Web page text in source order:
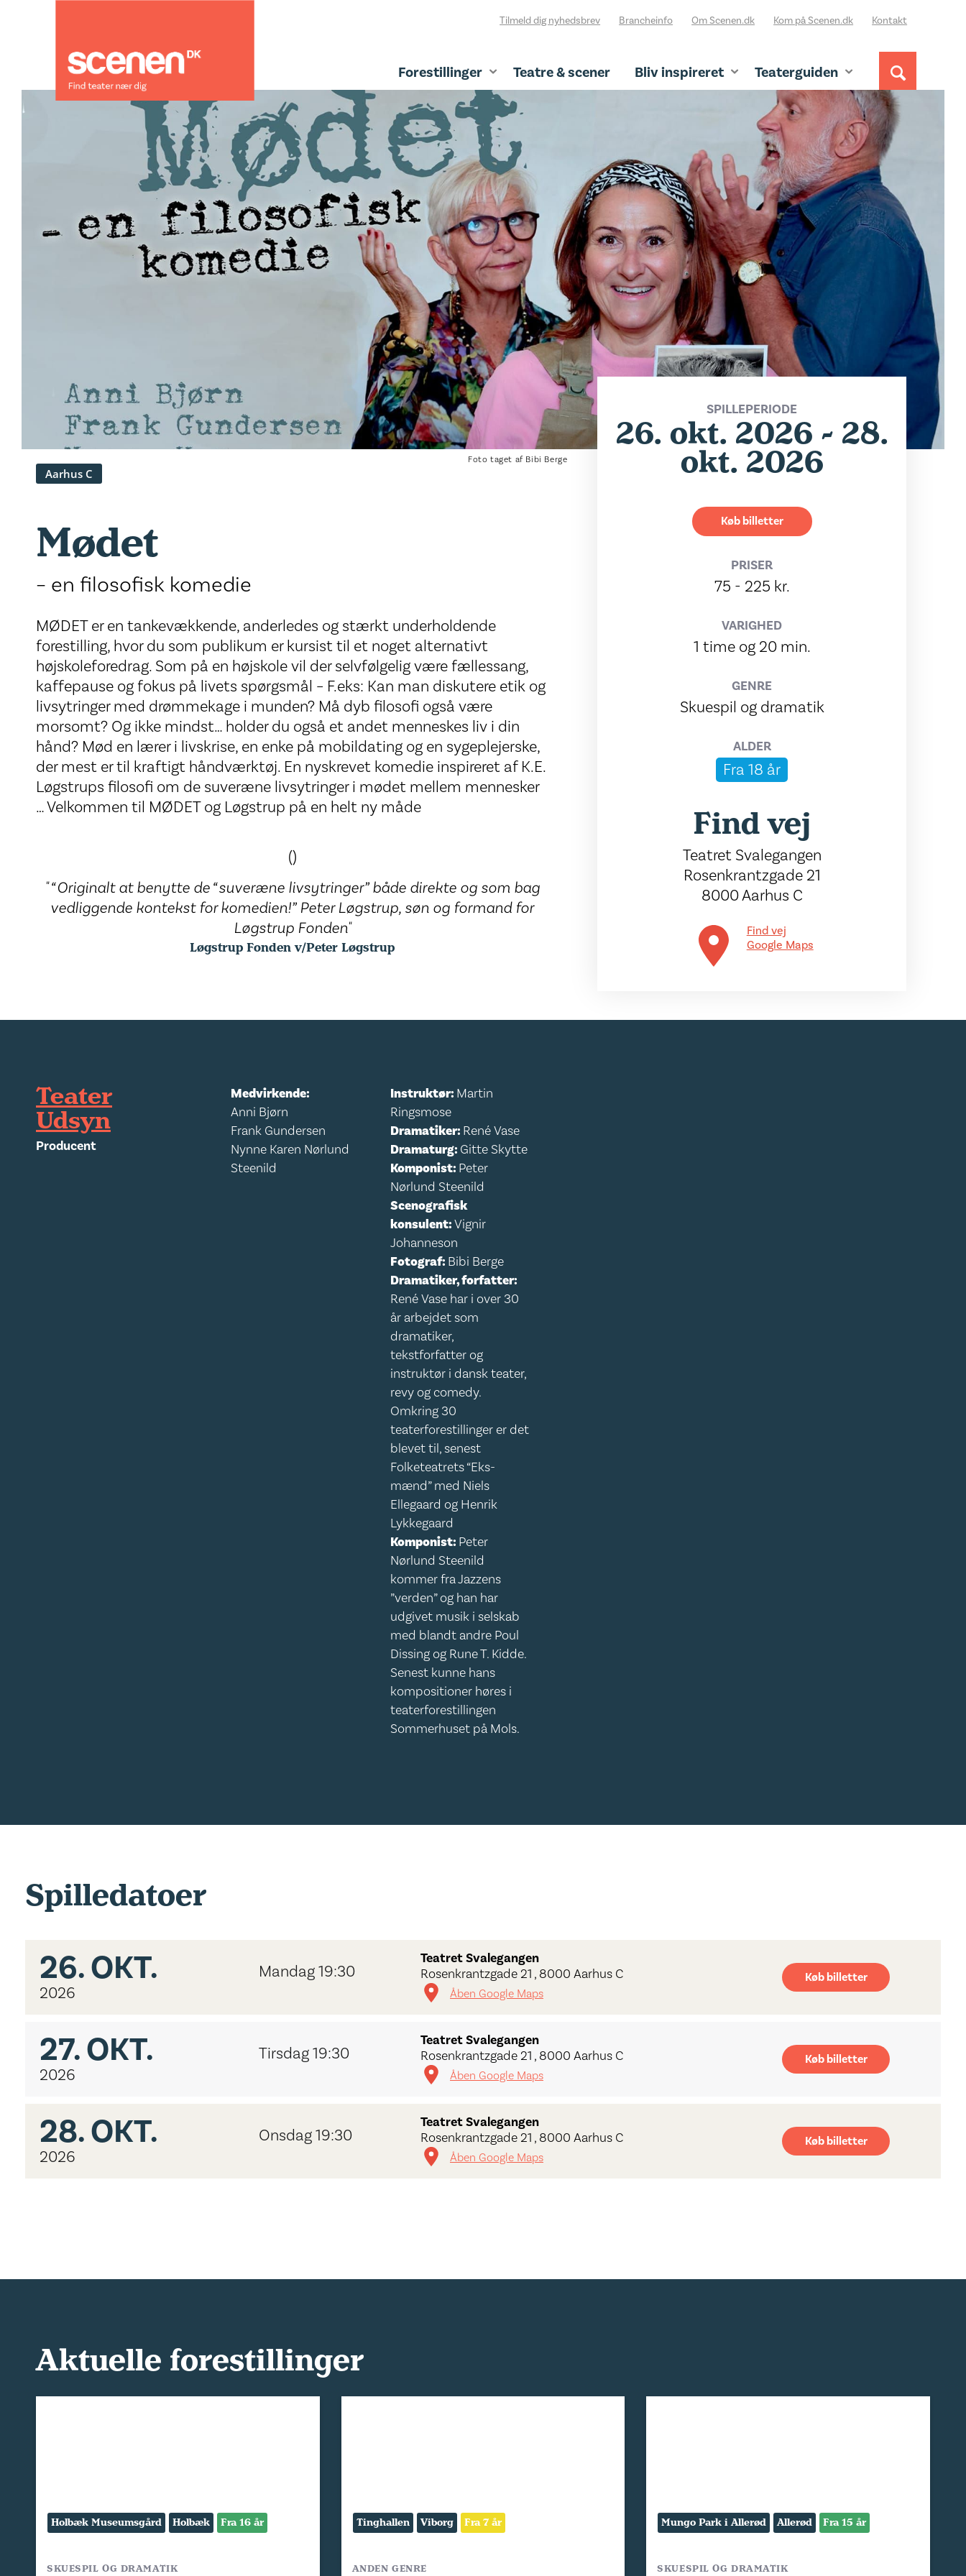
Tilmeld dig nyhedsbrev Brancheinfo Om Scenen.dk Kom på Scenen.dk Kontakt
Forestillinger Teatre & scener Bliv inspireret Teaterguiden
Aarhus C
Foto taget af Bibi Berge
Mødet
– en filosofisk komedie
MØDET er en tankevækkende, anderledes og stærkt underholdende
forestilling, hvor du som publikum er kursist til et noget alternativt
højskoleforedrag. Som på en højskole vil der selvfølgelig være fællessang,
kaffepause og fokus på livets spørgsmål – F.eks: Kan man diskutere etik og
livsytringer med drømmekage i munden? Må dyb filosofi også være
morsomt? Og ikke mindst… holder du også et andet menneskes liv i din
hånd? Mød en lærer i livskrise, en enke på mobildating og en sygeplejerske,
der mest er til kraftigt håndværktøj. En nyskrevet komedie inspireret af K.E.
Løgstrups filosofi om de suveræne livsytringer i mødet mellem mennesker
… Velkommen til MØDET og Løgstrup på en helt ny måde
()
" “Originalt at benytte de “suveræne livsytringer” både direkte og som bag
vedliggende kontekst for komedien!” Peter Løgstrup, søn og formand for
Løgstrup Fonden"
Løgstrup Fonden v/Peter Løgstrup
SPILLEPERIODE
26. okt. 2026 - 28.
okt. 2026
Køb billetter
PRISER
75 - 225 kr.
VARIGHED
1 time og 20 min.
GENRE
Skuespil og dramatik
ALDER
Fra 18 år
Find vej
Teatret Svalegangen
Rosenkrantzgade 21
8000 Aarhus C
Find vej
Google Maps
Teater
Udsyn
Producent
Medvirkende:
Anni Bjørn
Frank Gundersen
Nynne Karen Nørlund
Steenild
Instruktør: Martin
Ringsmose
Dramatiker: René Vase
Dramaturg: Gitte Skytte
Komponist: Peter
Nørlund Steenild
Scenografisk
konsulent:Vignir
Johanneson
Fotograf: Bibi Berge
Dramatiker, forfatter:
René Vase har i over 30
år arbejdet som
dramatiker,
tekstforfatter og
instruktør i dansk teater,
revy og comedy.
Omkring 30
teaterforestillinger er det
blevet til, senest
Folketeatrets “Eks-
mænd” med Niels
Ellegaard og Henrik
Lykkegaard
Komponist: Peter
Nørlund Steenild
kommer fra Jazzens
”verden” og han har
udgivet musik i selskab
med blandt andre Poul
Dissing og Rune T. Kidde.
Senest kunne hans
kompositioner høres i
teaterforestillingen
Sommerhuset på Mols.
Spilledatoer
26.OKT.
2026
Mandag 19:30
Teatret Svalegangen
Rosenkrantzgade 21 , 8000 Aarhus C
Åben Google Maps
Køb billetter
27.OKT.
2026
Tirsdag 19:30
Teatret Svalegangen
Rosenkrantzgade 21 , 8000 Aarhus C
Åben Google Maps
Køb billetter
28.OKT.
2026
Onsdag 19:30
Teatret Svalegangen
Rosenkrantzgade 21 , 8000 Aarhus C
Åben Google Maps
Køb billetter
Aktuelle forestillinger
Holbæk Museumsgård Holbæk Fra 16 år
SKUESPIL OG DRAMATIK
Tinghallen Viborg Fra 7 år
ANDEN GENRE
Mungo Park i Allerød Allerød Fra 15 år
SKUESPIL OG DRAMATIK